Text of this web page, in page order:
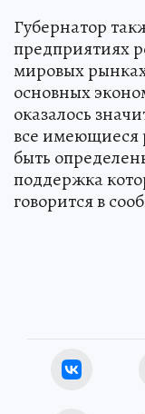
Губернатор
предприятиях
мировых
основных
оказалось
все имеющиеся
быть
поддержка
говорится в